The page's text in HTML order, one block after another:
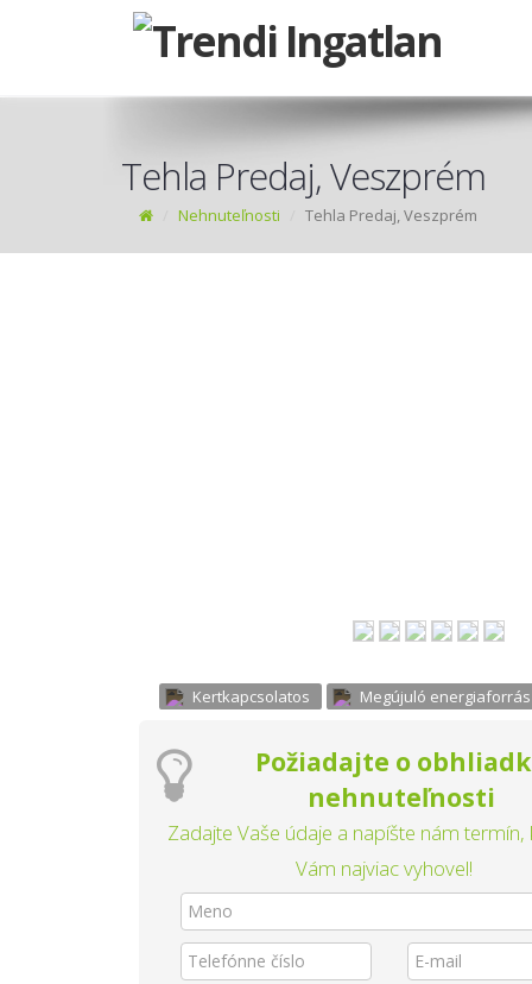
Tehla Predaj, Veszprém
Nehnuteľnosti Tehla Predaj, Veszprém
Kertkapcsolatos Megújuló energiaforrás
Požiadajte o
nehnuteľnosti
Zadajte Vaše údaje a napíšte nám
Vám najviac vyhovel!